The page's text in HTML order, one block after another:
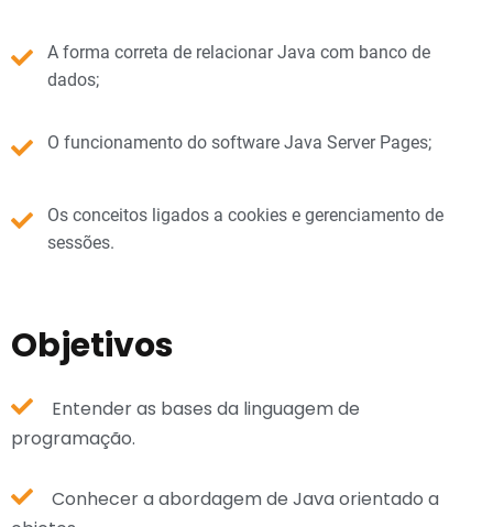
A forma correta de relacionar Java com banco de
dados;
O funcionamento do software Java Server Pages;
Os conceitos ligados a cookies e gerenciamento de
sessões.
Objetivos
Entender as bases da linguagem de
programação.
Conhecer a abordagem de Java orientado a